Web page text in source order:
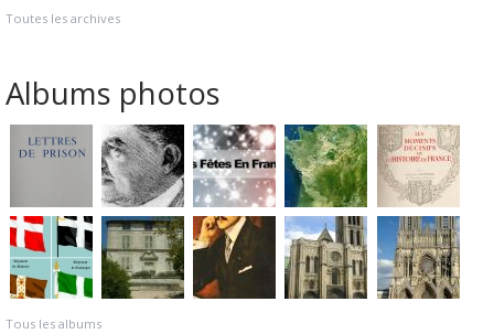
Toutes les archives
Albums photos
Tous les albums